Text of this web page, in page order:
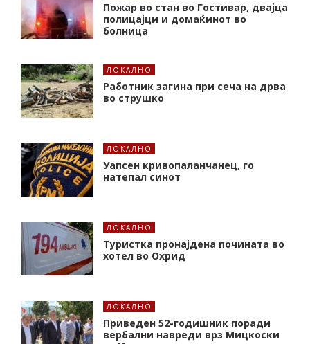
Пожар во стан во Гостивар, двајца
полицајци и домаќинот во
болница
ЛОКАЛНО
Работник загина при сеча на дрва
во струшко
ЛОКАЛНО
Уапсен кривопаланчанец, го
натепал синот
ЛОКАЛНО
Туристка пронајдена почината во
хотел во Охрид
ЛОКАЛНО
Приведен 52-годишник поради
вербални навреди врз Мицкоски